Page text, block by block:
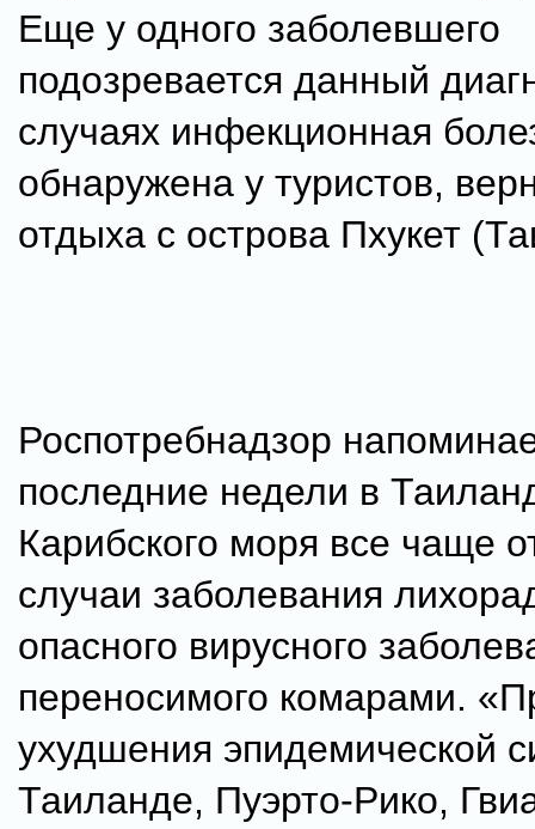
Еще у одного заболевшего
подозревается данный
случаях инфекционная
обнаружена у туристов,
отдыха с острова Пхукет
Роспотребнадзор
последние недели в
Карибского моря все чаще
случаи заболевания
опасного вирусного
переносимого комарами.
ухудшения эпидемической
Таиланде, Пуэрто-Рико,